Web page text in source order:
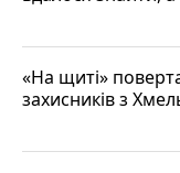
«На щиті»
захисників з